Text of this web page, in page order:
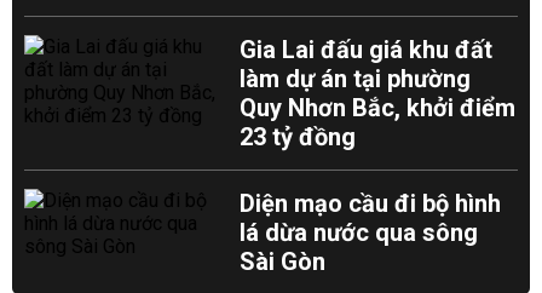
Gia Lai đấu giá khu đất
làm dự án tại phường
Quy Nhơn Bắc, khởi điểm
23 tỷ đồng
Diện mạo cầu đi bộ hình
lá dừa nước qua sông
Sài Gòn